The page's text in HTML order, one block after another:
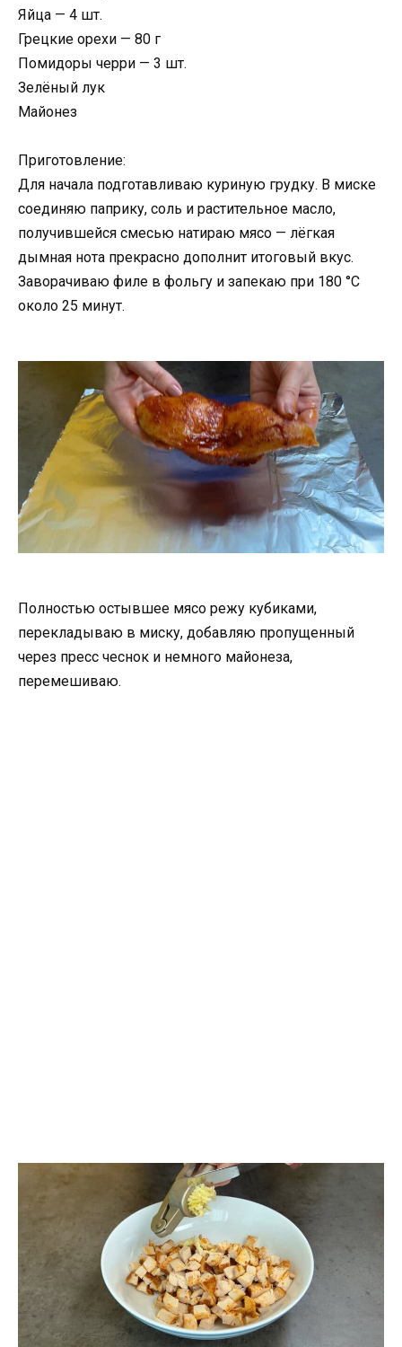
Яйца — 4 шт.
Грецкие орехи — 80 г
Помидоры черри — 3 шт.
Зелёный лук
Майонез
Приготовление:
Для начала подготавливаю куриную грудку. В миске
соединяю паприку, соль и растительное масло,
получившейся смесью натираю мясо — лёгкая
дымная нота прекрасно дополнит итоговый вкус.
Заворачиваю филе в фольгу и запекаю при 180 °C
около 25 минут.
Полностью остывшее мясо режу кубиками,
перекладываю в миску, добавляю пропущенный
через пресс чеснок и немного майонеза,
перемешиваю.